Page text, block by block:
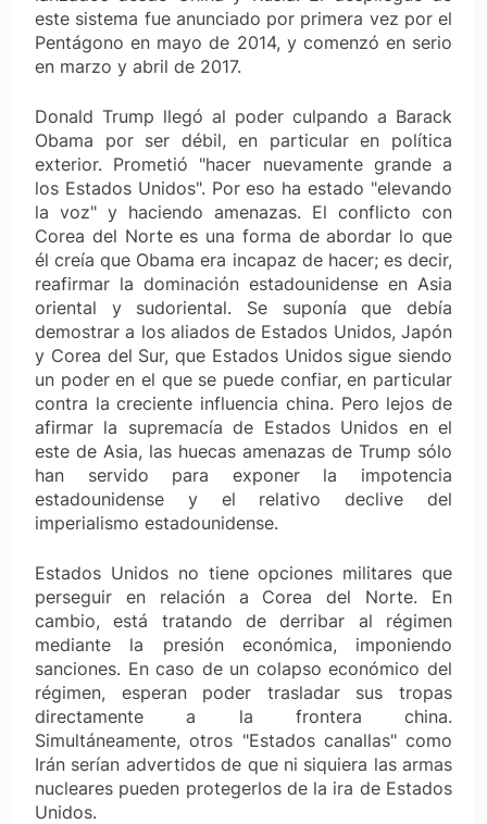
este sistema fue anunciado por primera vez por el
Pentágono en mayo de 2014, y comenzó en serio
en marzo y abril de 2017.
Donald Trump llegó al poder culpando a Barack
Obama por ser débil, en particular en política
exterior. Prometió "hacer nuevamente grande a
los Estados Unidos". Por eso ha estado "elevando
la voz" y haciendo amenazas. El conflicto con
Corea del Norte es una forma de abordar lo que
él creía que Obama era incapaz de hacer; es decir,
reafirmar la dominación estadounidense en Asia
oriental y sudoriental. Se suponía que debía
demostrar a los aliados de Estados Unidos, Japón
y Corea del Sur, que Estados Unidos sigue siendo
un poder en el que se puede confiar, en particular
contra la creciente influencia china. Pero lejos de
afirmar la supremacía de Estados Unidos en el
este de Asia, las huecas amenazas de Trump sólo
han servido para exponer la impotencia
estadounidense y el relativo declive del
imperialismo estadounidense.
Estados Unidos no tiene opciones militares que
perseguir en relación a Corea del Norte. En
cambio, está tratando de derribar al régimen
mediante la presión económica, imponiendo
sanciones. En caso de un colapso económico del
régimen, esperan poder trasladar sus tropas
directamente a la frontera china.
Simultáneamente, otros "Estados canallas" como
Irán serían advertidos de que ni siquiera las armas
nucleares pueden protegerlos de la ira de Estados
Unidos.